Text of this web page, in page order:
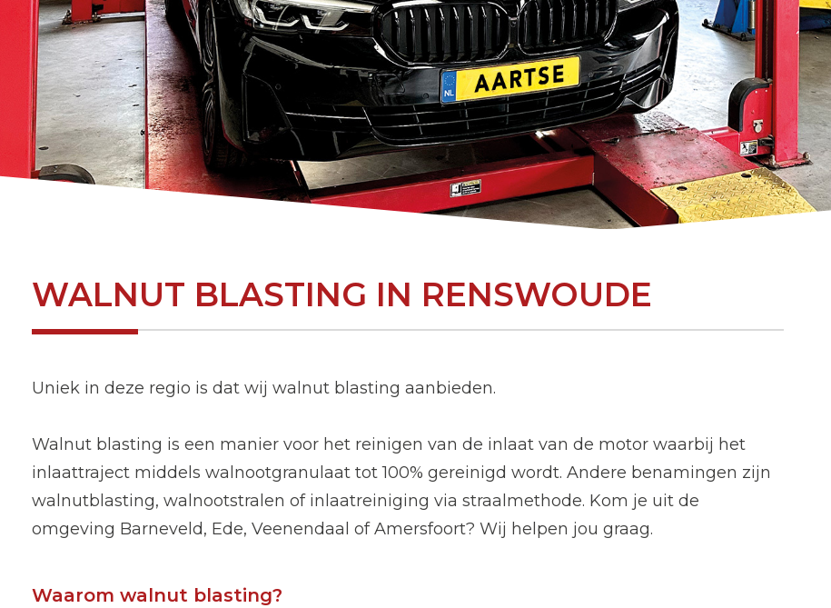
WALNUT BLASTING IN RENSWOUDE
Uniek in deze regio is dat wij walnut blasting aanbieden.
Walnut blasting is een manier voor het reinigen van de inlaat van de motor waarbij het
inlaattraject middels walnootgranulaat tot 100% gereinigd wordt. Andere benamingen zijn
walnutblasting, walnootstralen of inlaatreiniging via straalmethode. Kom je uit de
omgeving Barneveld, Ede, Veenendaal of Amersfoort? Wij helpen jou graag.
Waarom walnut blasting?